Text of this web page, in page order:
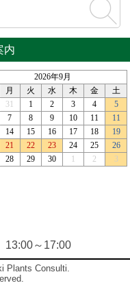
内
～17:00
Plants Consulti.